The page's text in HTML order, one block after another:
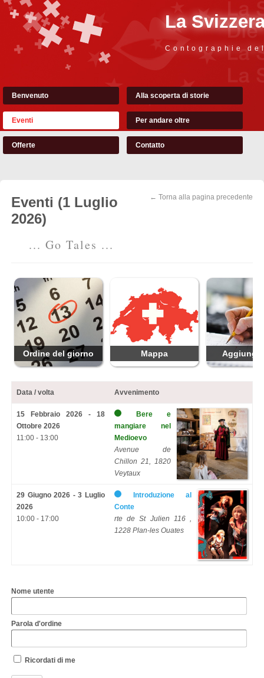
La
Contographie
Benvenuto Alla scoperta di storie
Eventi Per andare oltre
Offerte Contatto
← Torna alla pagina precedente
Eventi (1 Luglio
2026)
... Go Tales ...
Ordine del giorno Mappa Aggiungi
Data / volta Avvenimento
15 Febbraio 2026 - 18
Ottobre 2026
11:00 - 13:00
Bere e
mangiare nel
Medioevo
Avenue de
Chillon 21, 1820
Veytaux
29 Giugno 2026 - 3 Luglio
2026
10:00 - 17:00
Introduzione al
Conte
rte de St Julien 116 ,
1228 Plan-les Ouates
Nome utente
Parola d'ordine
Ricordati di me